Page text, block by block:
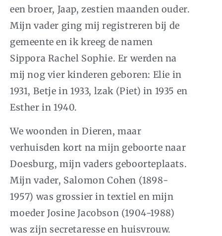
een broer, Jaap, zestien maanden ouder.
Mijn vader ging mij registreren bij de
gemeente en ik kreeg de namen
Sippora Rachel Sophie. Er werden na
mij nog vier kinderen geboren: Elie in
1931, Betje in 1933, lzak (Piet) in 1935 en
Esther in 1940.
We woonden in Dieren, maar
verhuisden kort na mijn geboorte naar
Doesburg, mijn vaders geboorteplaats.
Mijn vader, Salomon Cohen (1898-
1957) was grossier in textiel en mijn
moeder Josine Jacobson (1904-1988)
was zijn secretaresse en huisvrouw.